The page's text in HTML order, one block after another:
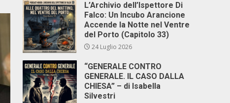
L’Archivio dell’Ispettore Di
Falco: Un Incubo Arancione
Accende la Notte nel Ventre
del Porto (Capitolo 33)
24 Luglio 2026
“GENERALE CONTRO
GENERALE. IL CASO DALLA
CHIESA” – di Isabella
Silvestri